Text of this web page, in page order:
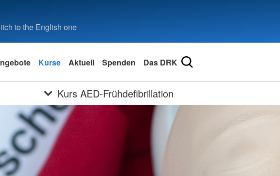
to the English one
Kurse Aktuell Spenden Das DRK
Kurs AED-Frühdefibrillation